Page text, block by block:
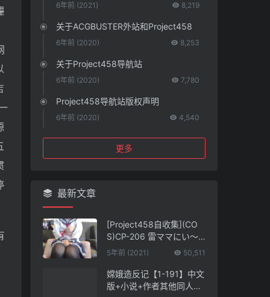
6年前 (2021) 8,219
关于ACGBUSTER外站和Project458
6年前 (2020) 8,253
关于Project458导航站
6年前 (2020) 7,780
Project458导航站版权声明
6年前 (2020) 4,540
更多
最新文章
[Project458自收集](CO
S)CP-206 雷ママにい～
っぱい任せちゃう！Part
いよ！ガラステーブルえ
っちも♡ 第四一四弹
5年前 (2021) 50,511
嫦娥造反记【1-191】中文
版+小说+作者其他同人